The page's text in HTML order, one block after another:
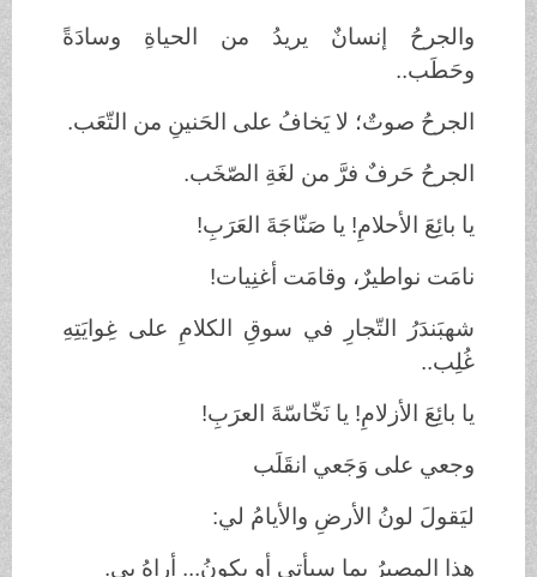
والجرحُ إنسانٌ يريدُ من الحياةِ وسادَةً
وحَطَب..
الجرحُ صوتٌ؛ لا يَخافُ على الحَنينِ من التّعَب.
الجرحُ حَرفٌ فرَّ من لغَةِ الصّخَب.
يا بائِعَ الأحلامِ! يا صَنّاجَةَ العَرَبِ!
نامَت نواطيرٌ، وقامَت أغنِيات!
شهبَندَرُ التّجارِ في سوقِ الكلامِ على غِوايَتِهِ
غُلِب..
يا بائِعَ الأزلامِ! يا نَخّاسّةَ العرَبِ!
وجعي على وَجَعي انقَلَب
ليَقولَ لونُ الأرضِ والأيامُ لي:
هذا المصيرُ بما سيأتي أو يكونُ... أراهُ بي.